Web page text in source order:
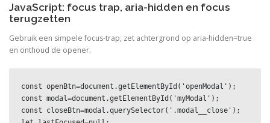
JavaScript: focus trap, aria-hidden en focus
terugzetten
Gebruik een simpele focus-trap, zet achtergrond op aria-hidden=true
en onthoud de opener.
const openBtn=document.getElementById('openModal');
const modal=document.getElementById('myModal');
const closeBtn=modal.querySelector('.modal__close');